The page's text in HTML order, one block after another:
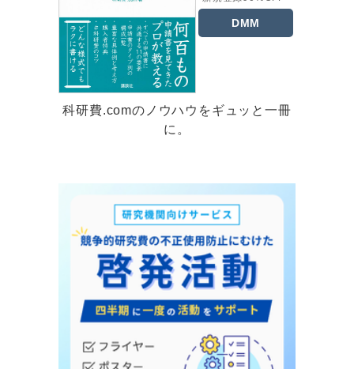
DMM
科研費.comのノウハウをギュッと一冊
に。